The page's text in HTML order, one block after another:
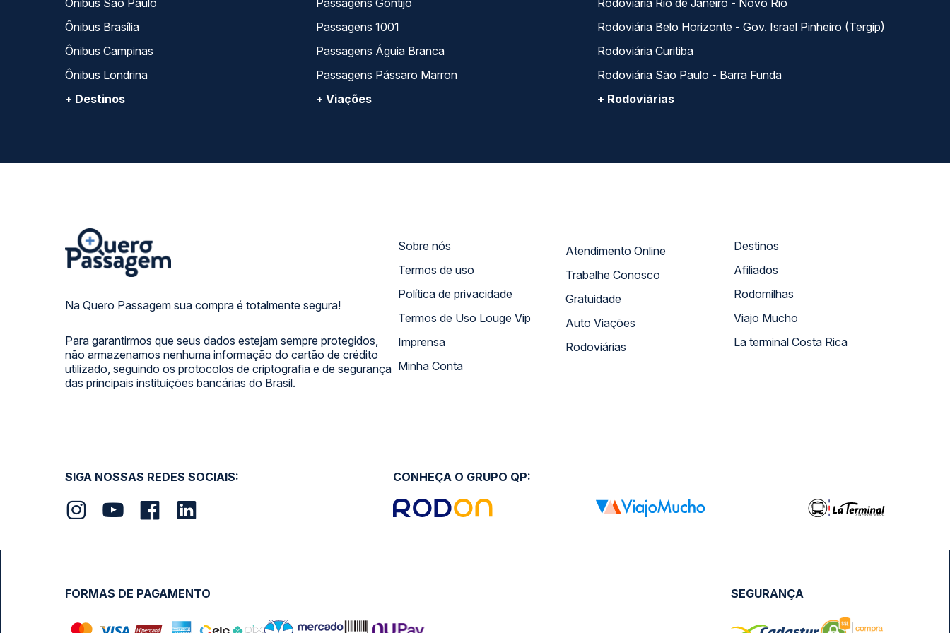
Ônibus São Paulo
Ônibus Brasília
Ônibus Campinas
Ônibus Londrina
+ Destinos
Passagens Gontijo
Passagens 1001
Passagens Águia Branca
Passagens Pássaro Marron
+ Viações
Rodoviária Rio de Janeiro - Novo Rio
Rodoviária Belo Horizonte - Gov. Israel Pinheiro (Tergip)
Rodoviária Curitiba
Rodoviária São Paulo - Barra Funda
+ Rodoviárias
Na Quero Passagem sua compra é totalmente segura!
Para garantirmos que seus dados estejam sempre protegidos,
não armazenamos nenhuma informação do cartão de crédito
utilizado, seguindo os protocolos de criptografia e de segurança
das principais instituições bancárias do Brasil.
Sobre nós
Termos de uso
Política de privacidade
Termos de Uso Louge Vip
Imprensa
Minha Conta
Atendimento Online
Trabalhe Conosco
Gratuidade
Auto Viações
Rodoviárias
Destinos
Afiliados
Rodomilhas
Viajo Mucho
La terminal Costa Rica
SIGA NOSSAS REDES SOCIAIS: CONHEÇA O GRUPO QP:
FORMAS DE PAGAMENTO SEGURANÇA